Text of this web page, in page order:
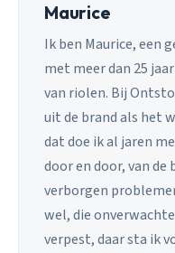
Maurice
Ik ben Maurice, een
met meer dan 25
van riolen. Bij
uit de brand als het
dat doe ik al jaren
door en door, van
verborgen
wel, die
verpest, daar sta ik